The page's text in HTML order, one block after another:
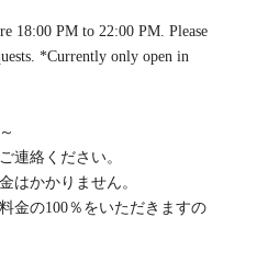
18:00 PM to 22:00 PM. Please
*Currently only open in
連絡ください。
はかかりません。
金の100％をいただきますの